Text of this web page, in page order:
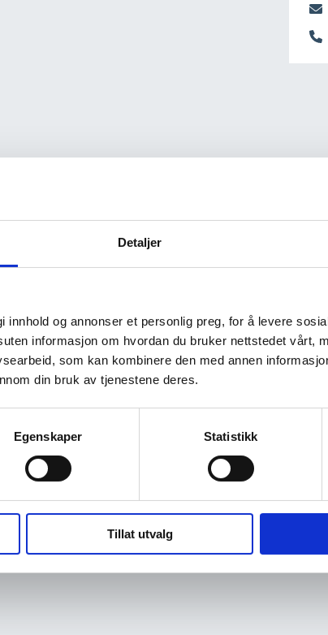
Detaljer
innhold og annonser et personlig preg, for å levere
informasjon om hvordan du bruker nettstedet vårt,
som kan kombinere den med annen
din bruk av tjenestene deres.
Egenskaper Statistikk
Tillat utvalg